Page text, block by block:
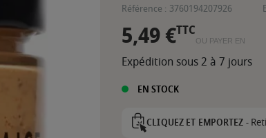
Référence : 3760194207926
5,49 €TTC
OU PAYER EN
Expédition sous 2 à 7 jours
EN STOCK
CLIQUEZ ET EMPORTEZ -